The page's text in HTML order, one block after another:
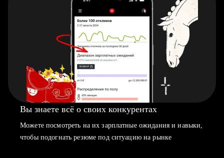
Вы знаете всё о своих конкурентах
Можете посмотреть на их зарплатные ожидания и навыки,
чтобы подогнать резюме под ситуацию на рынке